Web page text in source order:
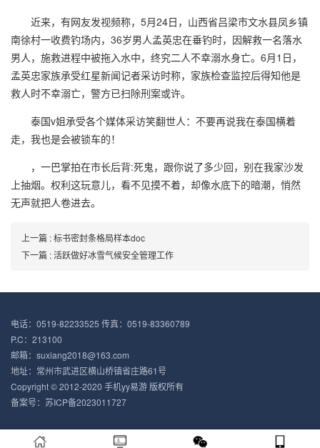
近来，有网友发视频称，5月24日，山西省吕梁市文水县凤乡镇
南徐村一收费钓场内，36岁男人孟英忠在垂钓时，因解救一名落水
男人，施救进程中被拖入水中，终究二人不幸溺水身亡。6月1日，
孟英忠家族承受红星新闻记者采访时称，家族检查监控后得知他是
救人时不幸溺亡，警方已扫除刑案或许。
泰国v姐承受各个媒体采访笑翻世人：不要再说我在泰国横着
走，我也是会被锁车的！
，一巴掌拍在市长后背:死鬼，跟你说了多少回，别在我家沙发
上抽烟。权利这玩意儿，看不见摸不着，却像水底下的暗潮，悄然
无声就把人卷进去。
上一篇 : 标书密封条格局样本doc
下一篇 : 活跃做好冰雪气候安全管理工作
电话：0519-82233525 传真：0519-83360789
P.C：213100
邮箱：suxiang2018@163.com
地址：常州市武进区横山桥镇省庄路61号
Copyright © 2012-2020 手机yy易游 版权所有
备案号：苏ICP备2023011727